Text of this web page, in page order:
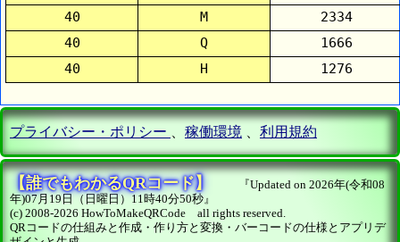
40
M
2334
40
Q
1666
40
H 1276
プライバシー・ポリシー 稼働環境 利用規約
【誰でもわかるQRコード】
『Updated on 2026年(令和08
年)07月19日（日曜日）11時40分50秒』
(c) 2008-2026 HowToMakeQRCode all rights reserved.
QRコードの仕組みと作成・作り方と変換・バーコードの仕様とアプリデ